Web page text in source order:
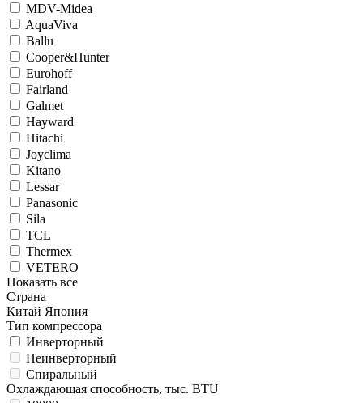
MDV-Midea
AquaViva
Ballu
Cooper&Hunter
Eurohoff
Fairland
Galmet
Hayward
Hitachi
Joyclima
Kitano
Lessar
Panasonic
Sila
TCL
Thermex
VETERO
Показать все
Страна
Китай Япония
Тип компрессора
Инверторный
Неинверторный
Спиральный
Охлаждающая способность, тыс. BTU